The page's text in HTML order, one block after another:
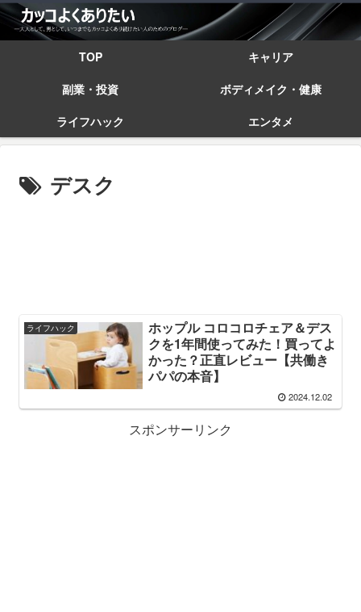
TOP
キャリア
副業・投資
ボディメイク・健康
ライフハック
エンタメ
デスク
ライフハック
ホップル コロコロチェア＆デス
クを1年間使ってみた！買ってよ
かった？正直レビュー【共働き
パパの本音】
2024.12.02
スポンサーリンク